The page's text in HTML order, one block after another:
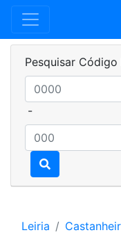
Pesquisar Código
-
Leiria